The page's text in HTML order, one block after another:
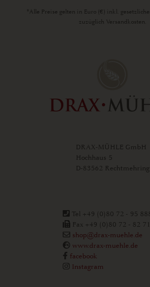
*Alle Preise gelten in Euro (€) inkl.
zuzüglich Versandkosten.
DRAX-MÜHLE GmbH
Hochhaus 5
D-83562 Rechtmehring
Tel +49 (0)80 72 - 95
Fax +49 (0)80 72 - 82 71
shop@drax-muehle.de
www.drax-muehle.de
facebook
Instagram